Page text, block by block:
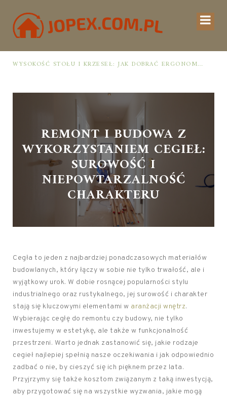
WYSOKOŚĆ STOŁU I KRZESEŁ: JAK DOBRAĆ ERGONOMIĘ DLA KOMFORTU I ZDROWEJ POSTAWY PRZY POSIŁKACH
REMONT I BUDOWA Z
WYKORZYSTANIEM CEGIEŁ:
SUROWOŚĆ I
NIEPOWTARZALNOŚĆ
CHARAKTERU
Cegła to jeden z najbardziej ponadczasowych materiałów
budowlanych, który łączy w sobie nie tylko trwałość, ale i
wyjątkowy urok. W dobie rosnącej popularności stylu
industrialnego oraz rustykalnego, jej surowość i charakter
stają się kluczowymi elementami w aranżacji wnętrz.
Wybierając cegłę do remontu czy budowy, nie tylko
inwestujemy w estetykę, ale także w funkcjonalność
przestrzeni. Warto jednak zastanowić się, jakie rodzaje
cegieł najlepiej spełnią nasze oczekiwania i jak odpowiednio
zadbać o nie, by cieszyć się ich pięknem przez lata.
Przyjrzymy się także kosztom związanym z taką inwestycją,
aby przygotować się na wszystkie wyzwania, jakie mogą